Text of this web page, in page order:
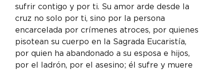
sufrir contigo y por ti. Su amor arde desde la
cruz no solo por ti, sino por la persona
encarcelada por crímenes atroces, por quienes
pisotean su cuerpo en la Sagrada Eucaristía,
por quien ha abandonado a su esposa e hijos,
por el ladrón, por el asesino; él sufre y muere